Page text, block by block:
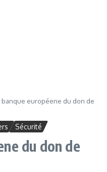
banque européene du don de
Sécurité
du don de